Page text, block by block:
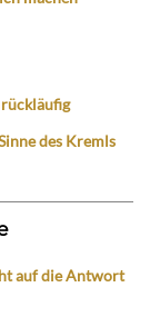
des Kremls
auf die Antwort